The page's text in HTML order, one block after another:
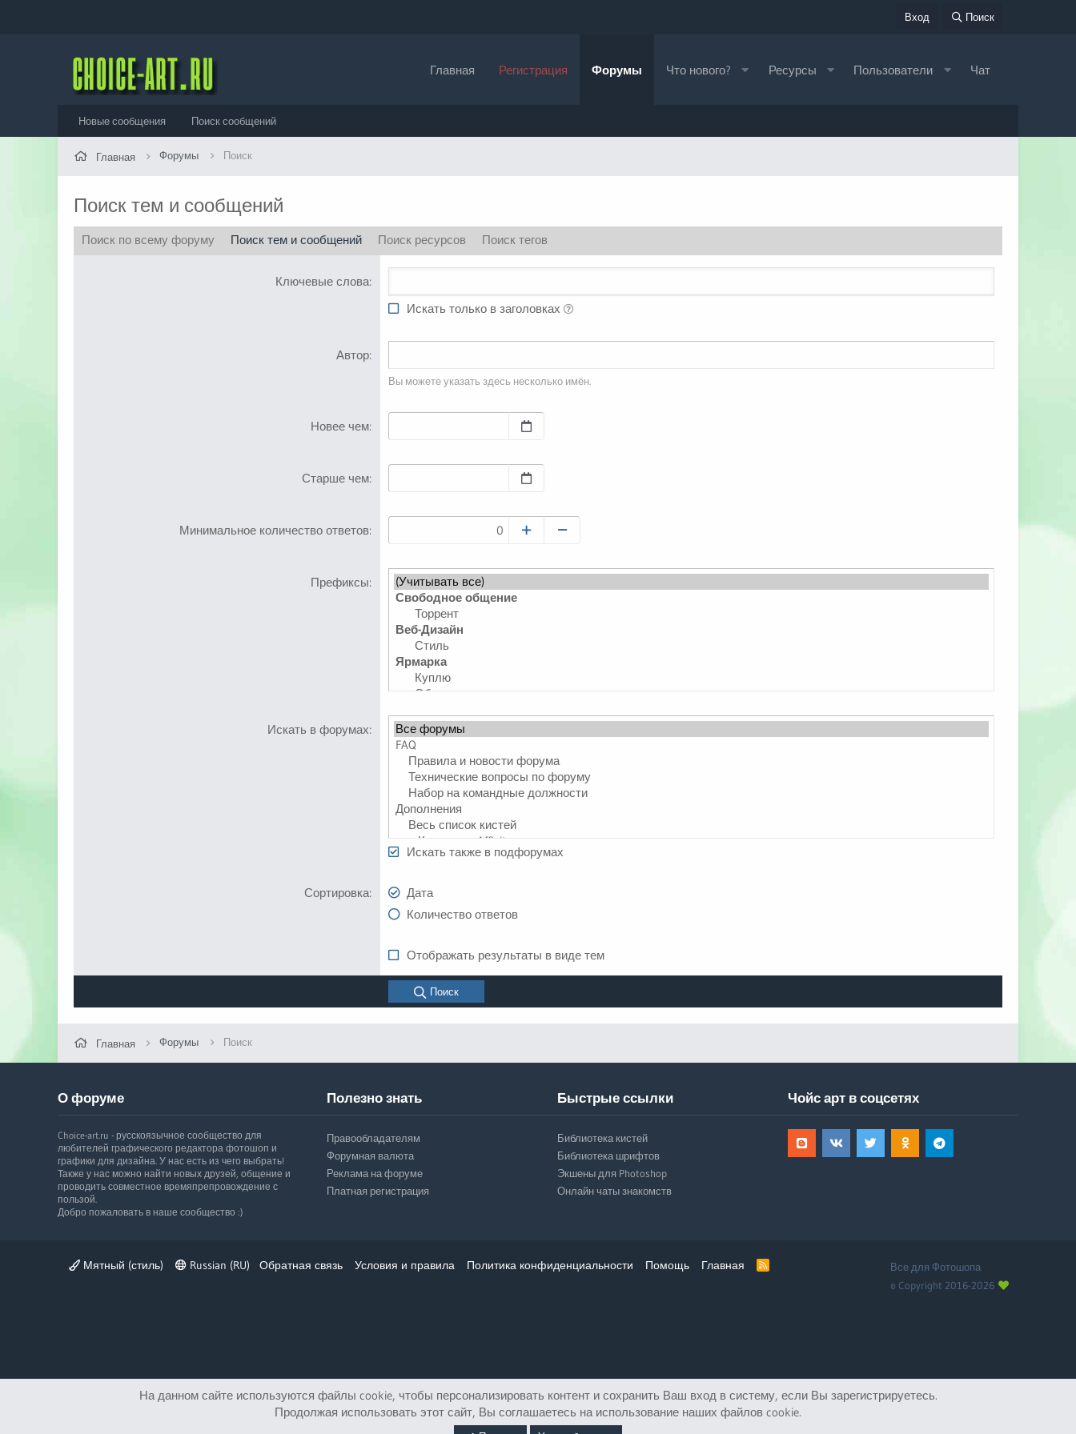
Вход Поиск
Главная Регистрация Форумы Что нового? Ресурсы Пользователи Чат
Новые сообщения Поиск сообщений
Главная Форумы Поиск
Поиск тем и сообщений
Поиск по всему форуму Поиск тем и сообщений Поиск ресурсов Поиск тегов
Ключевые слова
Искать только в заголовках
Автор
Вы можете указать здесь несколько имён.
Новее чем
Старше чем
Минимальное количество ответов
Префиксы
Искать в форумах
Искать также в подфорумах
Сортировка
Дата
Количество ответов
Отображать результаты в виде тем
Поиск
Главная Форумы Поиск
О форуме
Choice-art.ru - русскоязычное сообщество для
любителей графического редактора фотошоп и
графики для дизайна. У нас есть из чего выбрать!
Также у нас можно найти новых друзей, общение и
проводить совместное времяпрепровождение с
пользой.
Добро пожаловать в наше сообщество :)
Полезно знать
Правообладателям
Форумная валюта
Реклама на форуме
Платная регистрация
Быстрые ссылки
Библиотека кистей
Библиотека шрифтов
Экшены для Photoshop
Онлайн чаты знакомств
Чойс арт в соцсетях
Мятный (стиль) Russian (RU) Обратная связь Условия и правила Политика конфиденциальности Помощь Главная
R
Все для Фотошопа
© Copyright 2016-2026
На данном сайте используются файлы cookie, чтобы персонализировать контент и сохранить Ваш вход в систему, если Вы зарегистрируетесь.
Продолжая использовать этот сайт, Вы соглашаетесь на использование наших файлов cookie.